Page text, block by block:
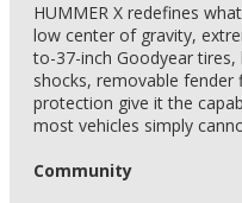
HUMMER X redefines
low center of gravity,
to-37-inch Goodyear
shocks, removable fender
protection give it the
most vehicles simply
Community